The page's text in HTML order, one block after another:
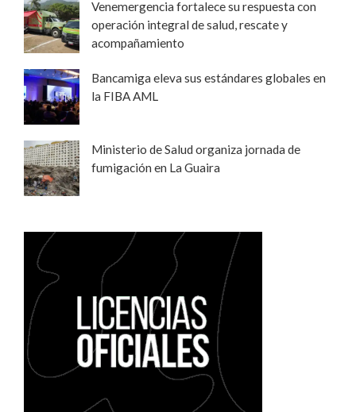
Venemergencia fortalece su respuesta con
operación integral de salud, rescate y
acompañamiento
Bancamiga eleva sus estándares globales en
la FIBA AML
Ministerio de Salud organiza jornada de
fumigación en La Guaira